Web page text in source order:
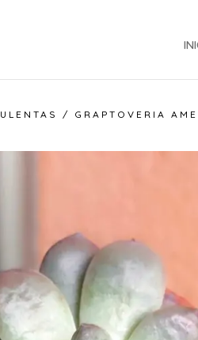
/ GRAPTOVERIA